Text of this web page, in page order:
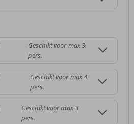
Geschikt voor max 3
pers.
Geschikt voor max 4
pers.
Geschikt voor max 3
pers.